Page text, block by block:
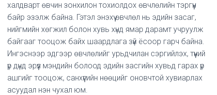
халдварт өвчин зонхилон тохиолдох өвчлөлийн тэргүүн
байр эзэлж байна. Гэтэл энэхүү өвчлөл нь эдийн засаг,
нийгмийн хөгжил болон хувь хүнд ямар дарамт учруулж
байгааг тооцож байх шаардлага зүй ёсоор гарч байна.
Ингэснээр эдгээр өвчлөлийг урьдчилан сэргийлэх, түүний
үр дүнд эрүүл мэндийн болоод эдийн засгийн хувьд гарах үр
ашгийг тооцож, санхүүгийн нөөцийг оновчтой хувиарлах
асуудал нэн чухал юм.